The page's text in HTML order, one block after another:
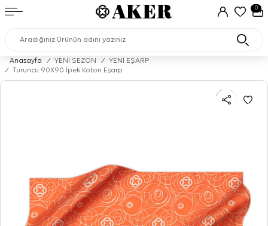
0
Anasayfa / YENİ SEZON /
YENİ EŞARP
/
Turuncu 90X90 İpek Koton Eşarp